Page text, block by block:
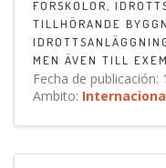
FÖRSKOLOR,
TILLHÖRANDE
MEN ÄVEN TILL
Fecha de publicación:
Ambito: